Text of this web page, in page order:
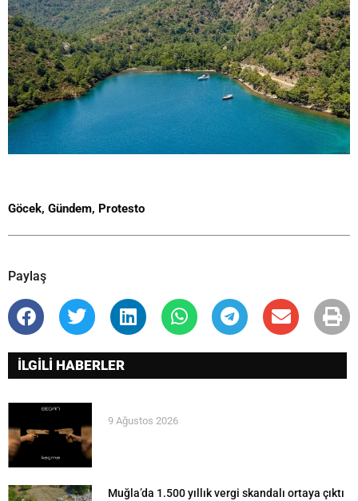
Göcek, Gündem, Protesto
Paylaş
İLGİLİ HABERLER
9 Ağustos 2026
Muğla’da 1.500 yıllık vergi skandalı ortaya çıktı